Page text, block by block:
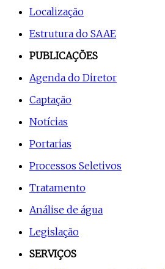
Localização
Estrutura do SAAE
PUBLICAÇÕES
Agenda do Diretor
Captação
Notícias
Portarias
Processos Seletivos
Tratamento
Análise de água
Legislação
SERVIÇOS